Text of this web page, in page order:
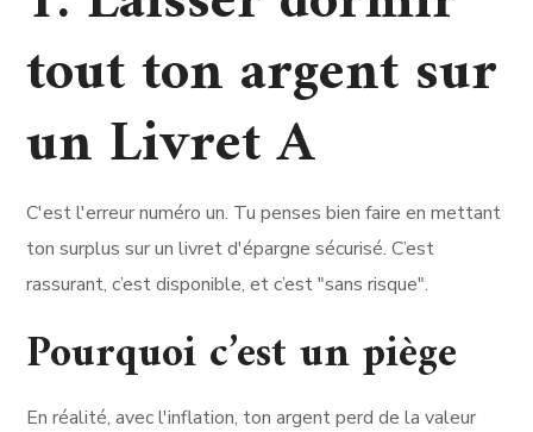
tout ton argent sur
un Livret A
C'est l'erreur numéro un. Tu penses bien faire en mettant
ton surplus sur un livret d'épargne sécurisé. C’est
rassurant, c’est disponible, et c’est "sans risque".
Pourquoi c’est un piège
En réalité, avec l'inflation, ton argent perd de la valeur